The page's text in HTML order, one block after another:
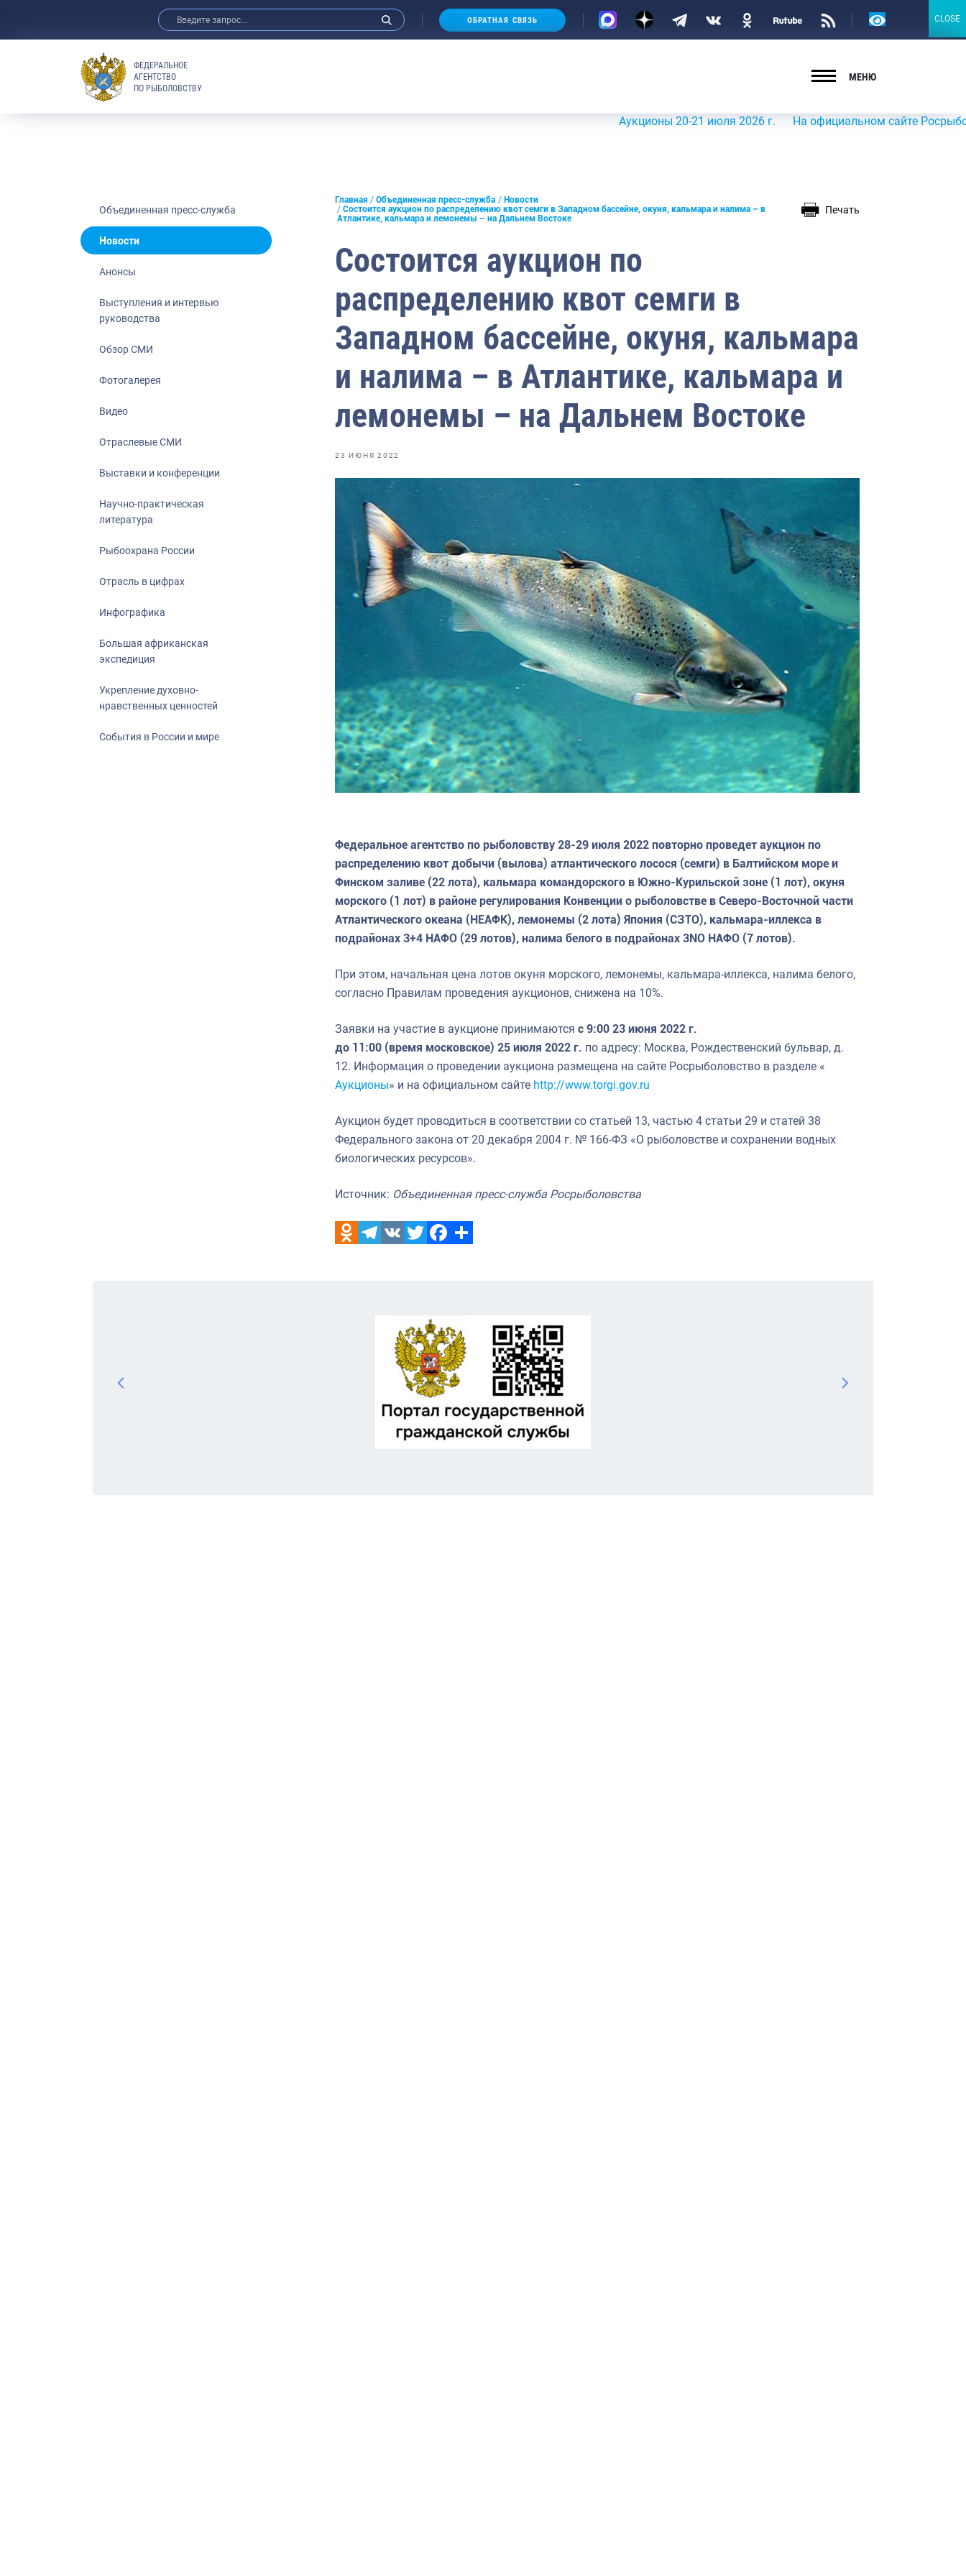
Анонсы
Отраслевые СМИ
Выставки и конференции
Рыбоохрана России
Большая африканская экспедиция
События в России и мире
ОБРАТНАЯ СВЯЗЬ
Версия
ФЕДЕРАЛЬНОЕ
АГЕНТСТВО
ПО РЫБОЛОВСТВУ
МЕНЮ
Аукционы 20-21 июля 2026 г. На официальном сайте Росрыболовства
Объединенная пресс-служба
Новости
Анонсы
Выступления и интервью
руководства
Обзор СМИ
Фотогалерея
Видео
Отраслевые СМИ
Выставки и конференции
Научно-практическая
литература
Рыбоохрана России
Отрасль в цифрах
Инфографика
Большая африканская
экспедиция
Укрепление духовно-
нравственных ценностей
События в России и мире
Главная Объединенная пресс-служба
Новости
Состоится аукцион по распределению квот семги в Западном бассейне, окуня, кальмара и налима – в
Атлантике, кальмара и лемонемы – на Дальнем Востоке
Печать
Состоится аукцион по
распределению квот семги в
Западном бассейне, окуня, кальмара
и налима – в Атлантике, кальмара и
лемонемы – на Дальнем Востоке
23 ИЮНЯ 2022
Федеральное агентство по рыболовству 28-29 июля 2022 повторно проведет аукцион по
распределению квот добычи (вылова) атлантического лосося (семги) в Балтийском море и
Финском заливе (22 лота), кальмара командорского в Южно-Курильской зоне (1 лот), окуня
морского (1 лот) в районе регулирования Конвенции о рыболовстве в Северо-Восточной части
Атлантического океана (НЕАФК), лемонемы (2 лота) Япония (СЗТО), кальмара-иллекса в
подрайонах 3+4 НАФО (29 лотов), налима белого в подрайонах 3NО НАФО (7 лотов).
При этом, начальная цена лотов окуня морского, лемонемы, кальмара-иллекса, налима белого,
согласно Правилам проведения аукционов, снижена на 10%.
Заявки на участие в аукционе принимаются с 9:00 23 июня 2022 г.
до 11:00 (время московское) 25 июля 2022 г. по адресу: Москва, Рождественский бульвар, д.
12. Информация о проведении аукциона размещена на сайте Росрыболовство в разделе «
Аукционы» и на официальном сайте http://www.torgi.gov.ru
Аукцион будет проводиться в соответствии со статьей 13, частью 4 статьи 29 и статей 38
Федерального закона от 20 декабря 2004 г. № 166-ФЗ «О рыболовстве и сохранении водных
биологических ресурсов».
Источник: Объединенная пресс-служба Росрыболовства
CLOSE
CLOSE